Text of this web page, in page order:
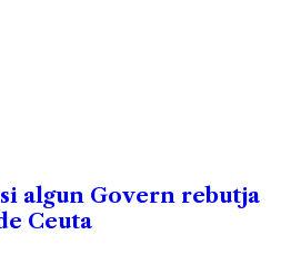
algun Govern rebutja
Ceuta